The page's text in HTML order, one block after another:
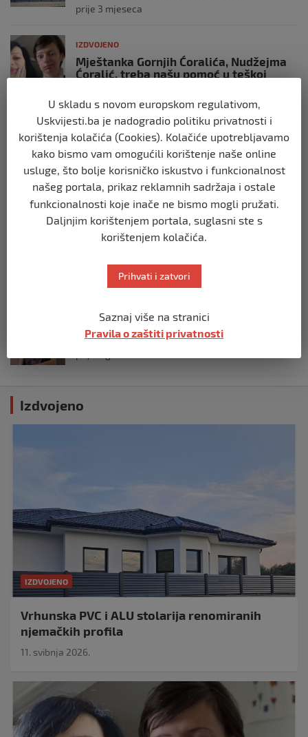
prije 3 mjeseca
IZDVOJENO
Mještanka Gornjih Ćoralića, Nudžejma
Ćoralić, treba našu pomoć u teškoj
prije 10 mjeseci
IZDVOJENO
Sakuplja se novac za Neiru koja je, zbog
reumatoidnog artritisa, od nedavno
nepokretna
prije 11 mjeseci
IZDVOJENO
Hodžića
prije 2 godine
IZDVOJENO
Minka Dolić treba našu pomoć
Izdvojeno
IZDVOJENO
Vrhunska PVC i ALU stolarija renomiranih
njemačkih profila
11. svibnja 2026.
U skladu s novom europskom regulativom,
Uskvijesti.ba je nadogradio politiku privatnosti i
korištenja kolačića (Cookies). Kolačiće upotrebljavamo
kako bismo vam omogućili korištenje naše online
usluge, što bolje korisničko iskustvo i funkcionalnost
našeg portala, prikaz reklamnih sadržaja i ostale
funkcionalnosti koje inače ne bismo mogli pružati.
Daljnjim korištenjem portala, suglasni ste s
korištenjem kolačića.
Prihvati i zatvori
Saznaj više na stranici
Pravila o zaštiti privatnosti